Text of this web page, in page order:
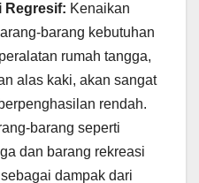
Regresif: Kenaikan
barang kebutuhan
rumah tangga,
alas kaki, akan sangat
rendah.
barang seperti
dan barang rekreasi
dampak dari